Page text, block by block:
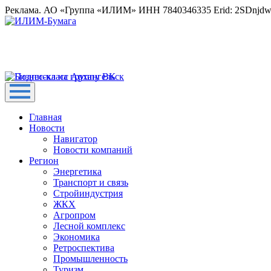
Реклама. АО «Группа «ИЛИМ» ИНН 7840346335 Erid:
Главная
Новости
Навигатор
Новости компаний
Регион
Энергетика
Транспорт и связь
Стройиндустрия
ЖКХ
Агропром
Лесной комплекс
Экономика
Ретроспектива
Промышленность